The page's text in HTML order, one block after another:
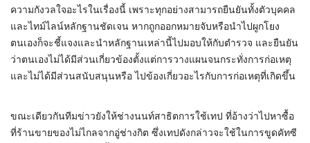
ความกังวลใจอะไรในเรื่องนี้ เพราะทุกอย่างสามารถยืนยันทั้งตัวบุคคล
และไทม์ไลน์หลักฐานชัดเจน หากถูกออกหมายจับหรือนำไปผูกโยง
ตนเองก็จะชี้แจงและนำหลักฐานเหล่านี้ไปมอบให้กับตำรวจ และยืนยัน
ว่าตนเองไม่ได้มีส่วนเกี่ยวข้องตั้งแต่การวางแผนจนกระทั่งการก่อเหตุ
และไม่ได้มีส่วนสนับสนุนหรือ ไปข้องเกี่ยวอะไรกับการก่อเหตุที่เกิดขึ้น
ขณะเดียวกันทีมข่าวยังให้ช่างนนท์สาธิตการใช้เทป ที่อ้างว่าไปหาซื้อ
ที่ร้านขายของไม่ไกลจากอู่ช่างกิต ซึ่งเทปดังกล่าวจะใช้ในการขูดคัทซี